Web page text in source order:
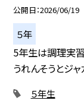
公開日 2026/06/19
５年
5年生は調理実
うれんそうとジ
５年生